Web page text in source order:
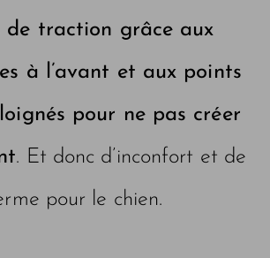
de traction grâce aux
à l’avant et aux points
pour ne pas créer
. Et donc d’inconfort et de
pour le chien.